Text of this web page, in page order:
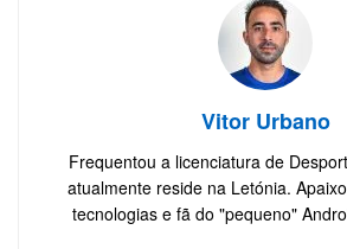
Vitor Urbano
Frequentou a licenciatura de
atualmente reside na Letónia.
tecnologias e fã do "pequeno"